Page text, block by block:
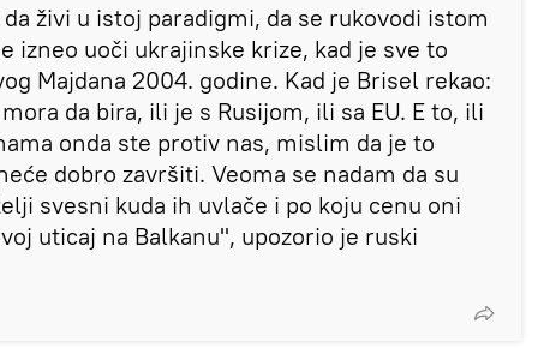
živi u istoj paradigmi, da se rukovodi istom
izneo uoči ukrajinske krize, kad je sve to
Majdana 2004. godine. Kad je Brisel rekao:
da bira, ili je s Rusijom, ili sa EU. E to, ili
onda ste protiv nas, mislim da je to
dobro završiti. Veoma se nadam da su
svesni kuda ih uvlače i po koju cenu oni
uticaj na Balkanu", upozorio je ruski